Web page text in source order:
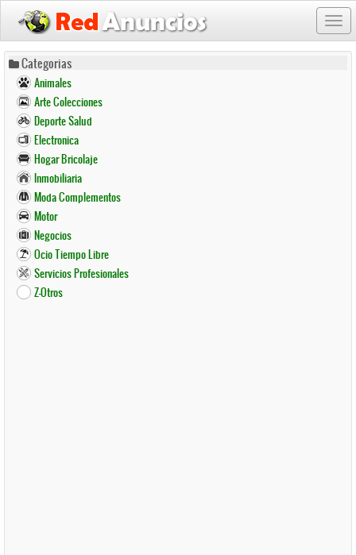
Pasar
contenido
principal
Categorias
Animales
Arte Colecciones
Deporte Salud
Electronica
Hogar Bricolaje
Inmobiliaria
Moda Complementos
Motor
Negocios
Ocio Tiempo Libre
Servicios Profesionales
Z-Otros